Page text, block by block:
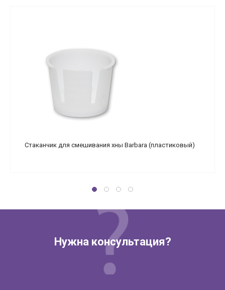
Стаканчик для смешивания хны Barbara (пластиковый)
Нужна консультация?